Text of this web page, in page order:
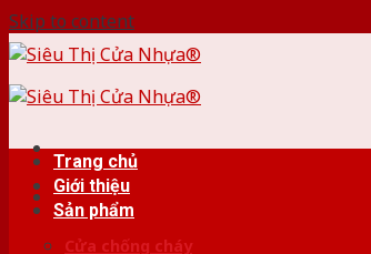
Skip to content
Trang chủ
Giới thiệu
Sản phẩm
Cửa chống cháy